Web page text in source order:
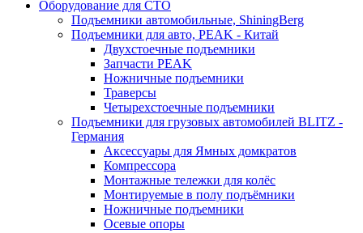
Оборудование для СТО
Подъемники автомобильные, ShiningBerg
Подъемники для авто, PEAK - Китай
Двухстоечные подъемники
Запчасти PEAK
Ножничные подъемники
Траверсы
Четырехстоечные подъемники
Подъемники для грузовых автомобилей BLITZ -
Германия
Аксессуары для Ямных домкратов
Компрессора
Монтажные тележки для колёс
Монтируемые в полу подъёмники
Ножничные подъемники
Осевые опоры